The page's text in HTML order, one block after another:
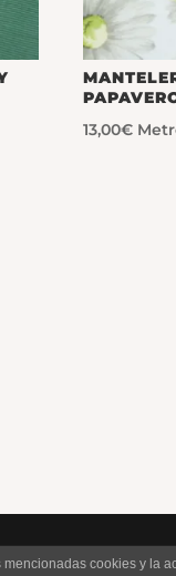
13,00€
cookies y la